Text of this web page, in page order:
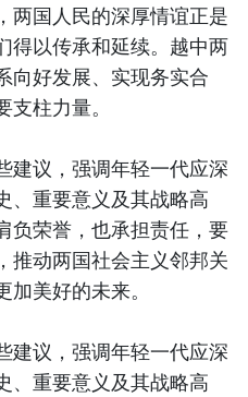
两国人民的深厚情谊正是
得以传承和延续。越中两
向好发展、实现务实合
柱力量。
建议，强调年轻一代应深
、重要意义及其战略高
负荣誉，也承担责任，要
推动两国社会主义邻邦关
美好的未来。
建议，强调年轻一代应深
、重要意义及其战略高